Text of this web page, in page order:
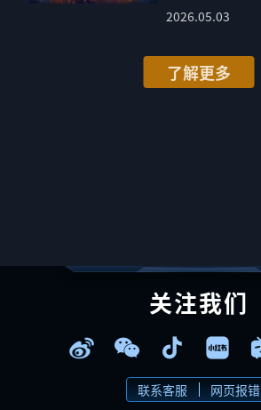
2026.05.03
了解更多
关注我们
联系客服 网页报错